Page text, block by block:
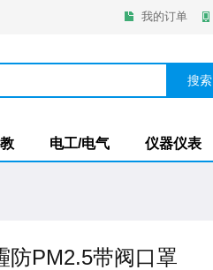
我的订单
搜索
电工/电气 仪器仪表
防PM2.5带阀口罩